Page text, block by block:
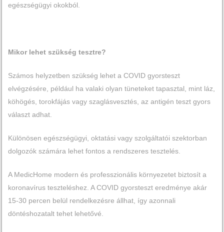
egészségügyi okokból.
Mikor lehet szükség tesztre?
Számos helyzetben szükség lehet a COVID gyorsteszt
elvégzésére, például ha valaki olyan tüneteket tapasztal, mint láz,
köhögés, torokfájás vagy szaglásvesztés, az antigén teszt gyors
választ adhat.
Különösen egészségügyi, oktatási vagy szolgáltatói szektorban
dolgozók számára lehet fontos a rendszeres tesztelés.
A MedicHome modern és professzionális környezetet biztosít a
koronavírus teszteléshez. A COVID gyorsteszt eredménye akár
15-30 percen belül rendelkezésre állhat, így azonnali
döntéshozatalt tehet lehetővé.